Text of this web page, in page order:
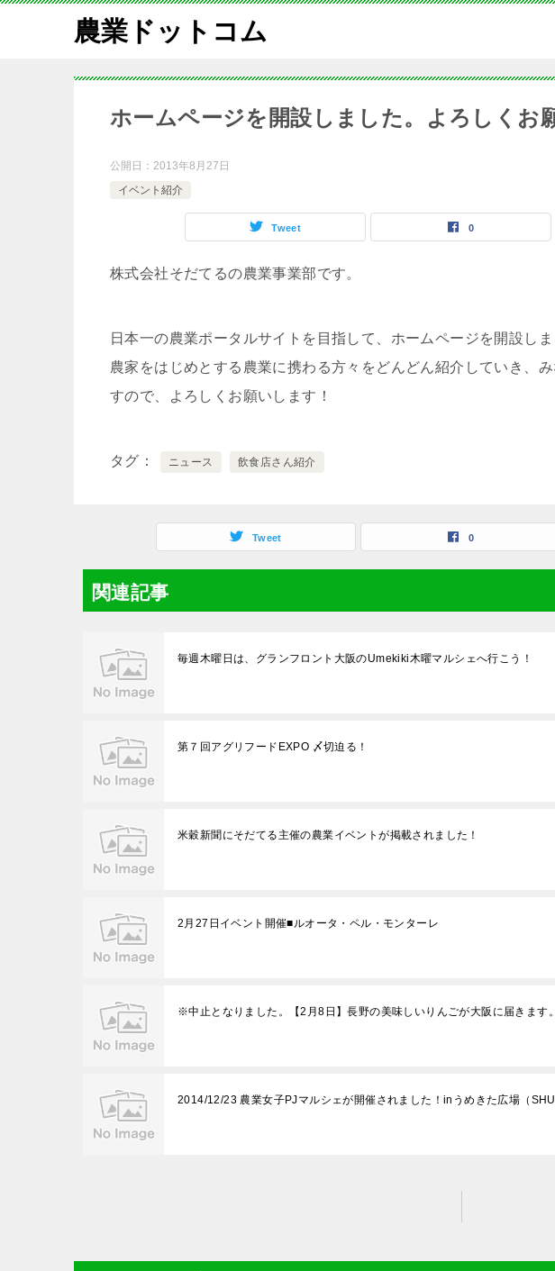
農業ドットコム
ホームページを開設しました。よろしくお
公開日： 2013年8月27日
イベント紹介
Tweet 0
株式会社そだてるの農業事業部です。
日本一の農業ポータルサイトを目指して、ホームページを開設しま
農家をはじめとする農業に携わる方々をどんどん紹介していき、
すので、よろしくお願いします！
タグ ニュース 飲食店さん紹介
Tweet 0
関連記事
毎週木曜日は、グランフロント大阪のUmekiki木曜マルシェへ行こう！
第７回アグリフードEXPO 〆切迫る！
米穀新聞にそだてる主催の農業イベントが掲載されました！
2月27日イベント開催■ルオータ・ペル・モンターレ
※中止となりました。【2月8日】長野の美味しいりんごが大阪に届きます。
2014/12/23 農業女子PJマルシェが開催されました！inうめきた広場（
ナ